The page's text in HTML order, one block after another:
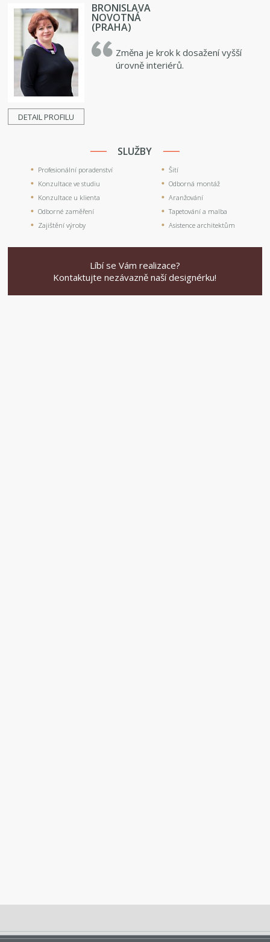
DETAIL PROFILU
BRONISLAVA
NOVOTNÁ
(PRAHA)
Změna je krok k dosažení vyšší
úrovně interiérů.
SLUŽBY
Profesionální poradenství
Konzultace ve studiu
Konzultace u klienta
Odborné zaměření
Zajištění výroby
Šití
Odborná montáž
Aranžování
Tapetování a malba
Asistence architektům
Líbí se Vám realizace?
Kontaktujte nezávazně naší designérku!